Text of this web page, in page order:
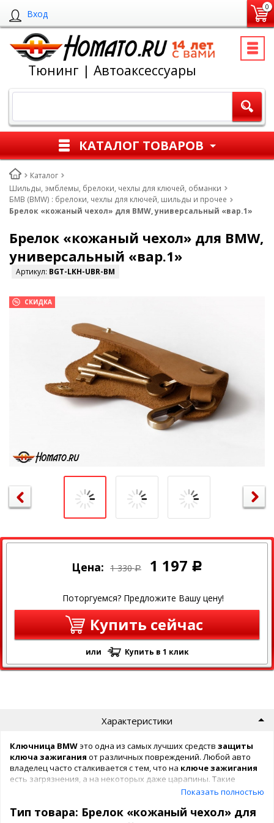
Вход
0
Тюнинг | Автоаксессуары
КАТАЛОГ ТОВАРОВ
Каталог
Шильды, эмблемы, брелоки, чехлы для ключей, обманки
БМВ (BMW) : брелоки, чехлы для ключей, шильды и прочее
Брелок «кожаный чехол» для BMW, универсальный «вар.1»
Брелок «кожаный чехол» для BMW,
универсальный «вар.1»
Артикул: BGT-LKH-UBR-BM
СКИДКА
Цена: 1 330 Р 1 197 Р
Поторгуемся? Предложите Вашу цену!
Купить сейчас
или Купить в 1 клик
Характеристики
Ключница BMW это одна из самых лучших средств защиты
ключа зажигания от различных повреждений. Любой авто
владелец часто сталкивается с тем, что на ключе зажигания
есть загрязнения, а на некоторых даже царапины. Такие
повреждения случаются только из-за прямого контактаключа
Для того чтобы сохранить Вашключбыл разработан такой
Показать полностью
Тип товара: Брелок «кожаный чехол» для